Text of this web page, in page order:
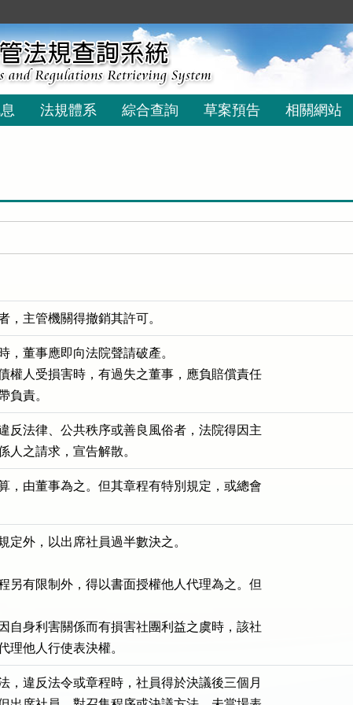
法規體系 綜合查詢 草案預告 相關網站
，主管機關得撤銷其許可。
，董事應即向法院聲請破產。
權人受損害時，有過失之董事，應負賠償責任
負責。
反法律、公共秩序或善良風俗者，法院得因主
人之請求，宣告解散。
，由董事為之。但其章程有特別規定，或總會
定外，以出席社員過半數決之。
另有限制外，得以書面授權他人代理為之。但
自身利害關係而有損害社團利益之虞時，該社
理他人行使表決權。
，違反法令或章程時，社員得於決議後三個月